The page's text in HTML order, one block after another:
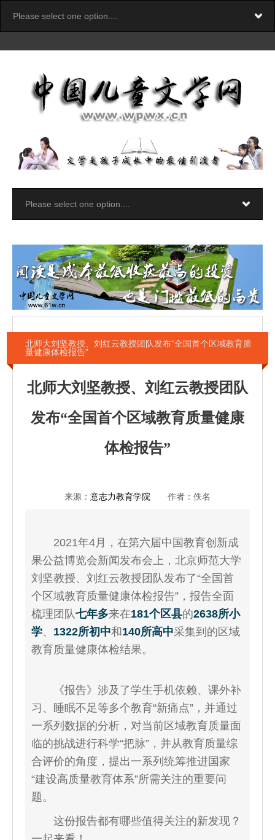
北师大刘坚教授、刘红云教授团队发布“全国首个区域教育质
量健康体检报告”
北师大刘坚教授、刘红云教授团队
发布“全国首个区域教育质量健康
体检报告”
来源： 意志力教育学院 作者：佚名
2021年4月，在第六届中国教育创新成
果公益博览会新闻发布会上，北京师范大学
刘坚教授、刘红云教授团队发布了“全国首
个区域教育质量健康体检报告”，报告全面
梳理团队七年多来在181个区县的2638所小
学、 1322所初中和140所高中采集到的区域
教育质量健康体检结果。
《报告》涉及了学生手机依赖、课外补
习、睡眠不足等多个教育“新痛点”，并通过
一系列数据的分析，对当前区域教育质量面
临的挑战进行科学“把脉”，并从教育质量综
合评价的角度，提出一系列统筹推进国家
“建设高质量教育体系”所需关注的重要问
题。
这份报告都有哪些值得关注的新发现？